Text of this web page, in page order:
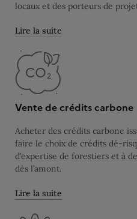
locaux et des porteurs de
Lire la suite
Vente de crédits carbone
Acheter des crédits carbone
faire le choix de crédits
d’expertise de forestiers et à
dès l’amont.
Lire la suite